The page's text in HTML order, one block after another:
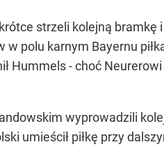
strzeli kolejną bramkę
polu karnym Bayernu
Hummels - choć
wyprowadzili
umieścił piłkę przy